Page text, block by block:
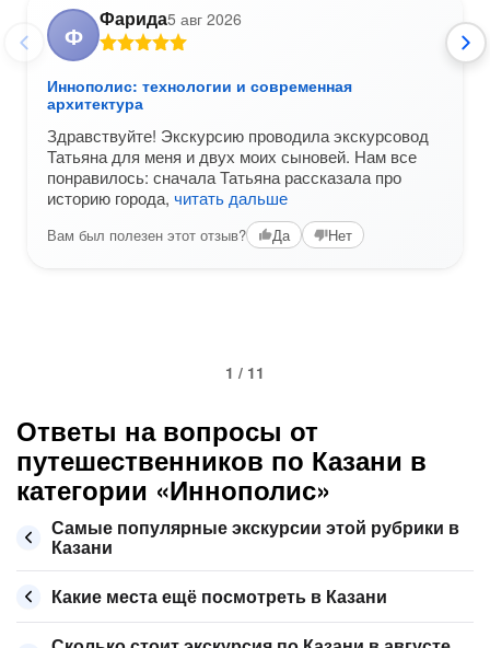
Ф
Фарида5 авг 2026
Иннополис: технологии и современная
архитектура
Здравствуйте! Экскурсию проводила экскурсовод
Татьяна для меня и двух моих сыновей. Нам все
понравилось: сначала Татьяна рассказала про
историю города, читать дальше
Вам был полезен этот отзыв? Да Нет
1 / 11
Ответы на вопросы от
путешественников по Казани в
категории «Иннополис»
Самые популярные экскурсии этой рубрики в
Казани
Какие места ещё посмотреть в Казани